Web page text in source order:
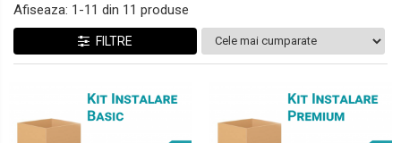
Afiseaza: 1-11 din 11 produse
FILTRE